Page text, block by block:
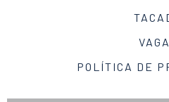
POLÍTICA DE